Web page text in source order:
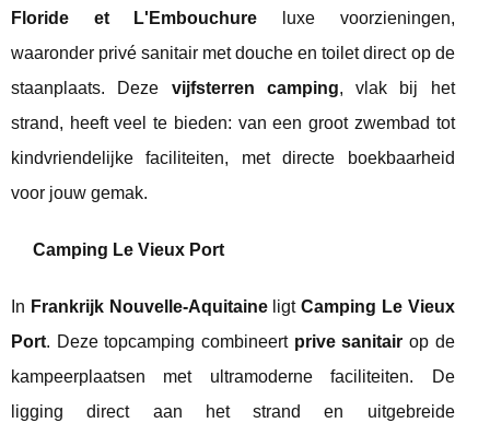
Floride et L'Embouchure luxe voorzieningen,
waaronder privé sanitair met douche en toilet direct op de
staanplaats. Deze vijfsterren camping, vlak bij het
strand, heeft veel te bieden: van een groot zwembad tot
kindvriendelijke faciliteiten, met directe boekbaarheid
voor jouw gemak.
Camping Le Vieux Port
In Frankrijk Nouvelle-AquitaineligtCamping Le Vieux
Port. Deze topcamping combineert prive sanitair op de
kampeerplaatsen met ultramoderne faciliteiten. De
ligging direct aan het strand en uitgebreide